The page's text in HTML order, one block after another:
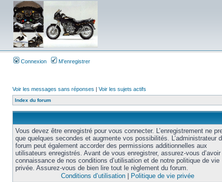
Connexion M’enregistrer
Voir les messages sans réponses | Voir les sujets actifs
Index du forum
Vous devez être enregistré pour vous connecter. L’enregistrement ne
que quelques secondes et augmente vos possibilités. L’administrateur
forum peut également accorder des permissions additionnelles aux
utilisateurs enregistrés. Avant de vous enregistrer, assurez-vous
connaissance de nos conditions d’utilisation et de notre politique de vie
privée. Assurez-vous de bien lire tout le règlement du forum.
Conditions d’utilisation
Politique de vie privée